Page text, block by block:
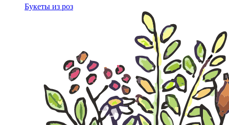
Букеты из роз